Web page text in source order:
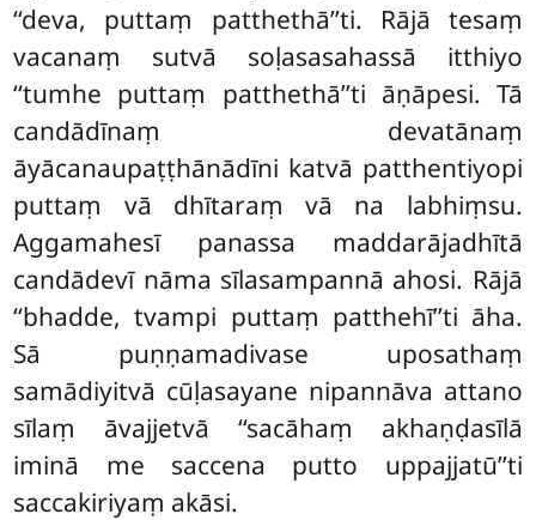
‘‘deva, puttaṃ patthethā’’ti. Rājā tesaṃ
vacanaṃ sutvā soḷasasahassā itthiyo
‘‘tumhe puttaṃ patthethā’’ti āṇāpesi. Tā
candādīnaṃ devatānaṃ
āyācanaupaṭṭhānādīni katvā patthentiyopi
puttaṃ vā dhītaraṃ vā na labhiṃsu.
Aggamahesī panassa maddarājadhītā
candādevī nāma sīlasampannā ahosi. Rājā
‘‘bhadde, tvampi puttaṃ patthehī’’ti āha.
Sā puṇṇamadivase uposathaṃ
samādiyitvā cūḷasayane nipannāva attano
sīlaṃ āvajjetvā ‘‘sacāhaṃ akhaṇḍasīlā
iminā me saccena putto uppajjatū’’ti
saccakiriyaṃ akāsi.